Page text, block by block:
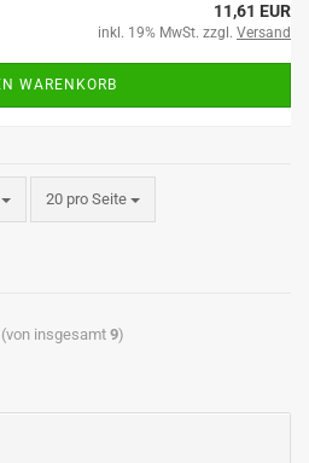
11,61 EUR
inkl. 19% MwSt. zzgl. Versand
WARENKORB
20 pro Seite
(von insgesamt 9)